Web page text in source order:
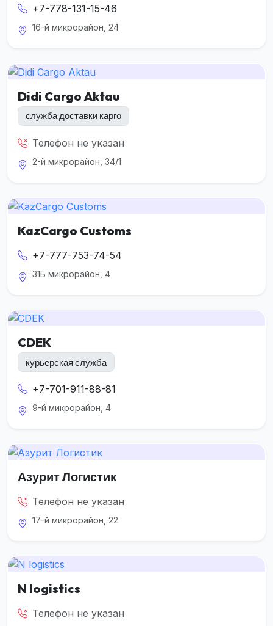
+7-778-131-15-46
16-й микрорайон, 24
Didi Cargo Aktau
служба доставки карго
Телефон не указан
2-й микрорайон, 34/1
KazCargo Customs
+7-777-753-74-54
31Б микрорайон, 4
CDEK
курьерская служба
+7-701-911-88-81
9-й микрорайон, 4
Азурит Логистик
Телефон не указан
17-й микрорайон, 22
N logistics
Телефон не указан